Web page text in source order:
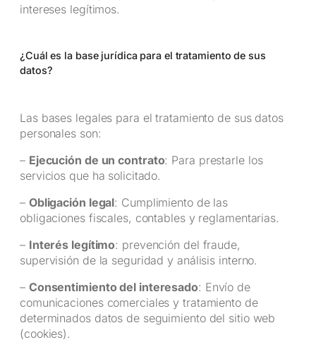
intereses legítimos.
¿Cuál es la base jurídica para el tratamiento de sus
datos?
Las bases legales para el tratamiento de sus datos
personales son:
– Ejecución de un contrato: Para prestarle los
servicios que ha solicitado.
– Obligación legal: Cumplimiento de las
obligaciones fiscales, contables y reglamentarias.
– Interés legítimo: prevención del fraude,
supervisión de la seguridad y análisis interno.
– Consentimiento del interesado: Envío de
comunicaciones comerciales y tratamiento de
determinados datos de seguimiento del sitio web
(cookies).